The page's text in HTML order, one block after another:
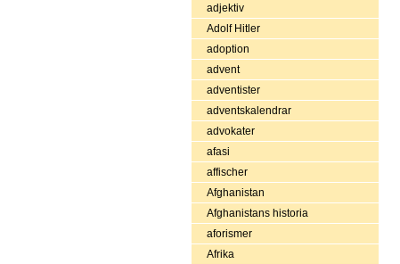
adjektiv
Adolf Hitler
adoption
advent
adventister
adventskalendrar
advokater
afasi
affischer
Afghanistan
Afghanistans historia
aforismer
Afrika